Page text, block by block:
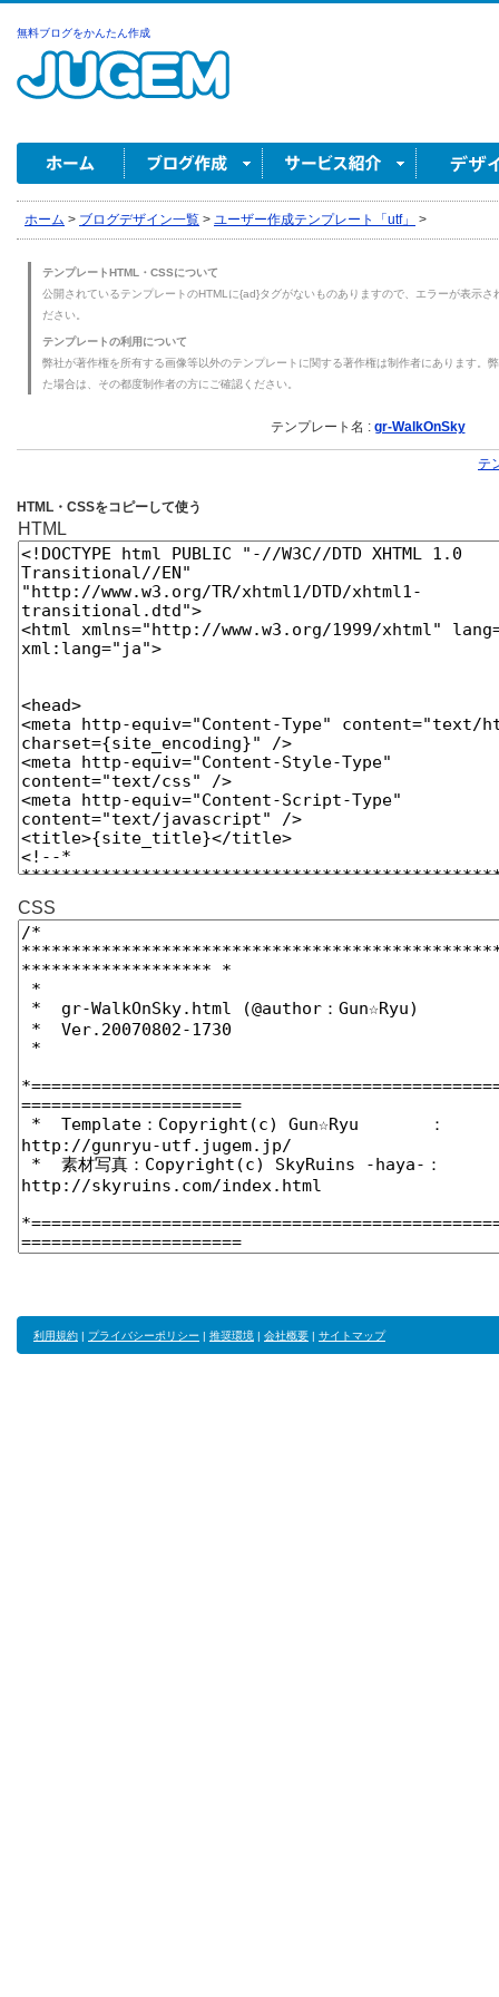
無料ブログをかんたん作成
ホーム > ブログデザイン一覧 > ユーザー作成テンプレート「utf」 >
テンプレートHTML・CSSについて
公開されているテンプレートのHTMLに{ad}タグがないものありますので、エラーが表示
ださい。
テンプレートの利用について
弊社が著作権を所有する画像等以外のテンプレートに関する著作権は制作者にあります。
た場合は、その都度制作者の方にご確認ください。
テンプレート名 : gr-WalkOnSky
テ
HTML・CSSをコピーして使う
HTML
CSS
利用規約 | プライバシーポリシー | 推奨環境 | 会社概要 | サイトマップ